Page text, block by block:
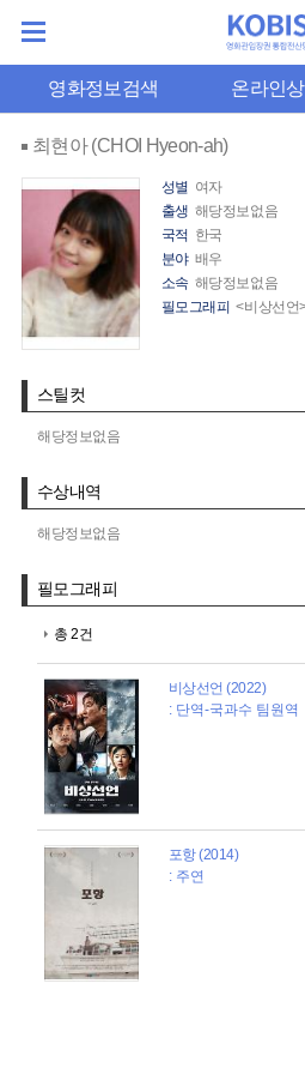
영화정보검색 온라인
최현아 (CHOI Hyeon-ah)
성별 여자
출생 해당정보없음
국적 한국
분야 배우
소속 해당정보없음
필모그래피 <비상선언
스틸컷
해당정보없음
수상내역
해당정보없음
필모그래피
총 2건
비상선언 (2022)
: 단역-국과수 팀원역
포항 (2014)
: 주연